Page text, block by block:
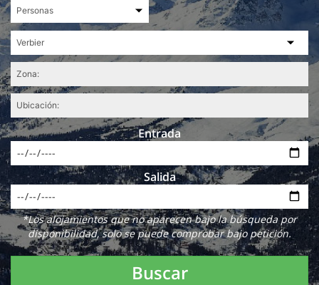
Entrada
Salida
*Los alojamientos que no aparecen bajo la búsqueda por
disponibilidad, solo se puede comprobar bajo petición.
Buscar